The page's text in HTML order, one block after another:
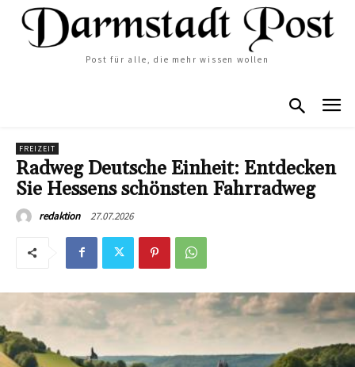
Post für alle, die mehr wissen wollen
FREIZEIT
Radweg Deutsche Einheit: Entdecken
Sie Hessens schönsten Fahrradweg
redaktion 27.07.2026